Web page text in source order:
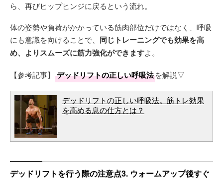
ら、再びヒップヒンジに戻るという流れ。
体の姿勢や負荷がかかっている筋肉部位だけではなく、呼吸
にも意識を向けることで、 同じトレーニングでも効果を高
め、よりスムーズに筋力強化ができますよ。
【参考記事】 デッドリフトの正しい呼吸法を解説▽
デッドリフトの正しい呼吸法。筋トレ効果
を高める息の仕方とは？
デッドリフトを行う際の注意点3. ウォームアップ後すぐ